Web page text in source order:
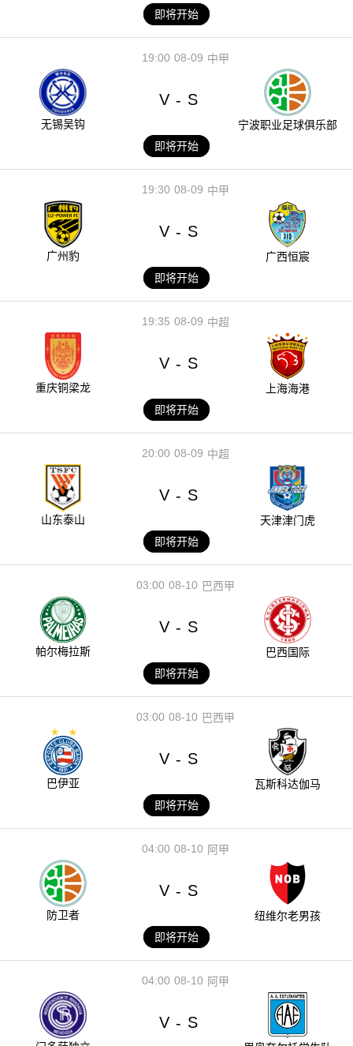
即将开始
08-09
19:00 中甲
无锡吴钩
V - S
宁波职业足球俱乐部
即将开始
08-09
19:30 中甲
广州豹
V - S
广西恒宸
即将开始
08-09
19:35 中超
重庆铜梁龙
V - S
上海海港
即将开始
08-09
20:00 中超
山东泰山
V - S
天津津门虎
即将开始
08-10
03:00 巴西甲
帕尔梅拉斯
V - S
巴西国际
即将开始
08-10
03:00 巴西甲
巴伊亚
V - S
瓦斯科达伽马
即将开始
08-10
04:00 阿甲
防卫者
V - S
纽维尔老男孩
即将开始
08-10
04:00 阿甲
V - S